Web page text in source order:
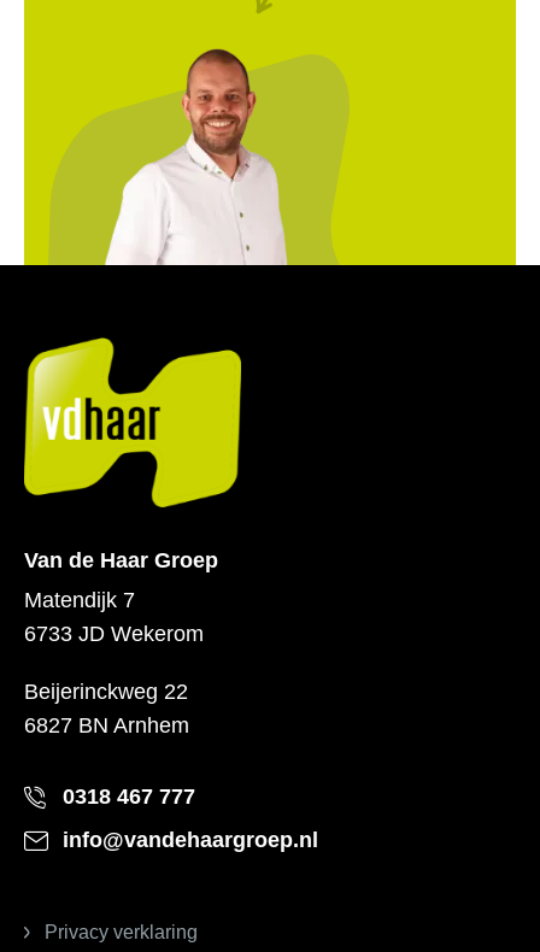
Van de Haar Groep
Matendijk 7
6733 JD Wekerom
Beijerinckweg 22
6827 BN Arnhem
0318 467 777
info@vandehaargroep.nl
Privacy verklaring